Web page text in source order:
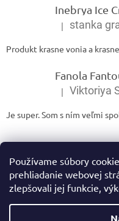
Používame súbory
prehliadanie webovej
zlepšovali jej funkcie,
Hodnotenie
| stanka
Produkt krasne vonia a
Hodnotenie
| Viktoriya
Je super. Som s ním veľmi